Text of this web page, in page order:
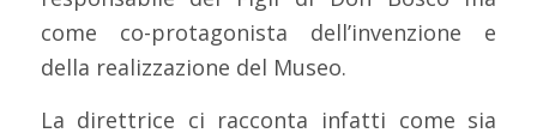
come co-protagonista dell’invenzione e
della realizzazione del Museo.
La direttrice ci racconta infatti come sia